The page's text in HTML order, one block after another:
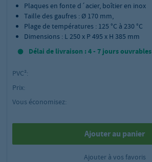
Plaques en fonte d´acier, boîtier en inox
Taille des gaufres : Ø 170 mm,
Plage de températures : 125 °C à 230 °C
Dimensions : L 250 x P 495 x H 385 mm
Délai de livraison : 4 - 7 jours ouvrables
PVC²:
Prix:
Vous économisez:
Ajouter au panier
Ajouter à vos favoris